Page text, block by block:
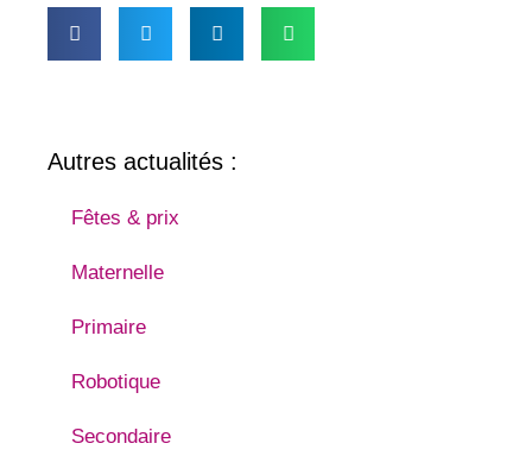
Autres actualités :
Fêtes & prix
Maternelle
Primaire
Robotique
Secondaire